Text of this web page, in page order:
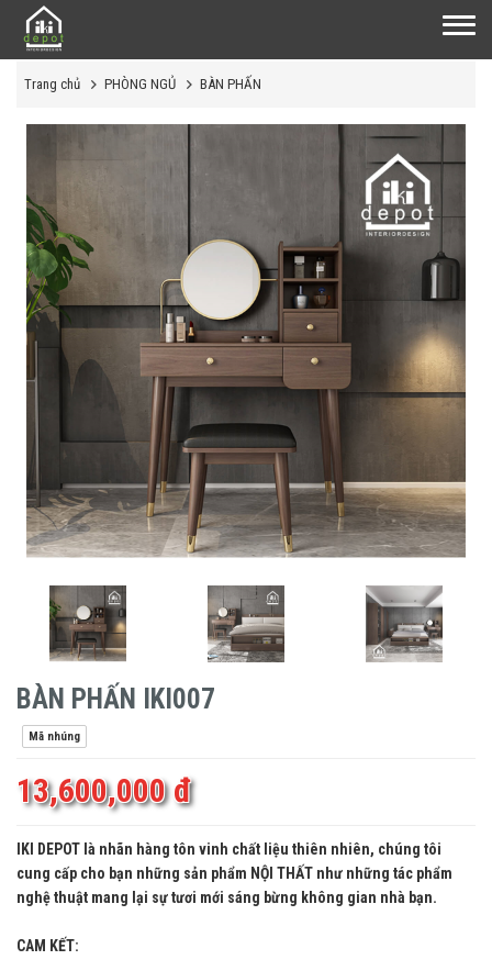
Trang chủ PHÒNG NGỦ BÀN PHẤN
BÀN PHẤN IKI007
Mã nhúng
13,600,000 đ
IKI DEPOT là nhãn hàng tôn vinh chất liệu thiên nhiên, chúng tôi
cung cấp cho bạn những sản phẩm NỘI THẤT như những tác phẩm
nghệ thuật mang lại sự tươi mới sáng bừng không gian nhà bạn.
CAM KẾT: